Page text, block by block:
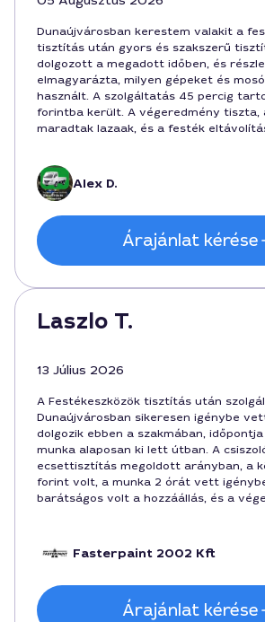
Dunaújvárosban kerestem valakit a
tisztítás után gyors és szakszerű
dolgozott a megadott időben, és
elmagyarázta, milyen gépeket és
használt. A szolgáltatás 45 percig
forintba került. A végeredmény tiszta,
maradtak lazaak, és a festék
minősége kiemelkedő volt.
Alex D.
Árajánlat kérése
Laszlo T.
13 Július 2026
A Festékeszközök tisztítás után
Dunaújvárosban sikeresen igénybe
dolgozik ebben a szakmában,
munka alaposan ki lett útban. A
ecsettisztítás megoldott arányban, a
forint volt, a munka 2 órát vett
barátságos volt a hozzáállás, és a
Fasterpaint 2002 Kft
Árajánlat kérése